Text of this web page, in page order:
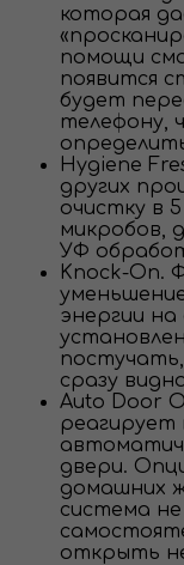
которая
помощи
появится
будет
телефону,
Hygiene
других
очистку в
микробов,
УФ
Knock-On.
энергии на
сразу
Auto Door
реагирует
двери.
домашних
система
открыть